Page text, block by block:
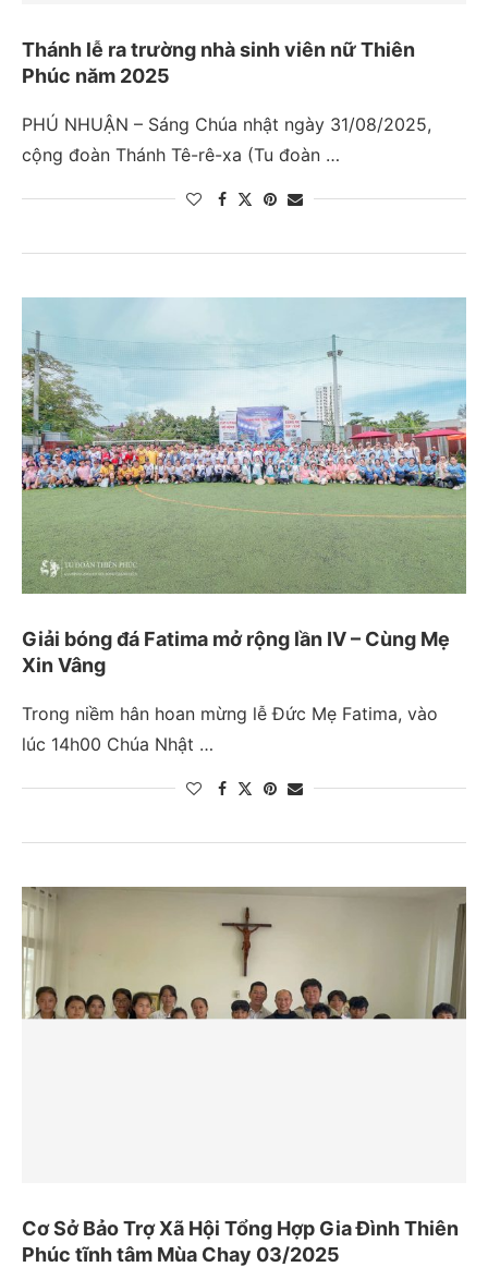
Thánh lễ ra trường nhà sinh viên nữ Thiên
Phúc năm 2025
PHÚ NHUẬN – Sáng Chúa nhật ngày 31/08/2025,
cộng đoàn Thánh Tê-rê-xa (Tu đoàn …
Giải bóng đá Fatima mở rộng lần IV – Cùng Mẹ
Xin Vâng
Trong niềm hân hoan mừng lễ Đức Mẹ Fatima, vào
lúc 14h00 Chúa Nhật …
Cơ Sở Bảo Trợ Xã Hội Tổng Hợp Gia Đình Thiên
Phúc tĩnh tâm Mùa Chay 03/2025